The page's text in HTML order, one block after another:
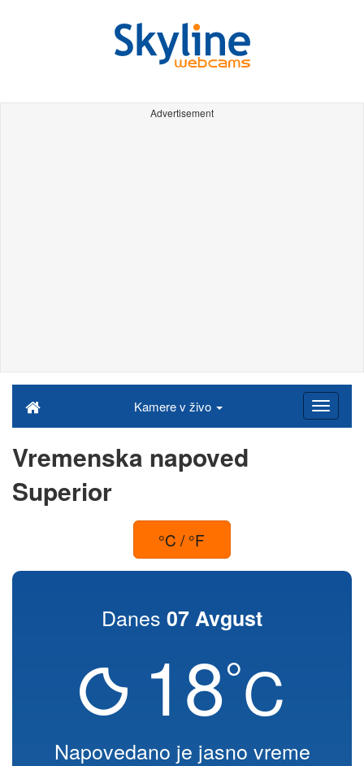
Advertisement
Kamere v živo
Vremenska napoved
Superior
°C / °F
Danes 07 Avgust
18°C
Napovedano je jasno vreme